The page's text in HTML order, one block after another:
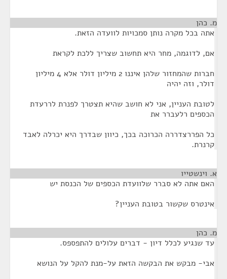
מ. כהן
אתה בכל מקרה נותן סמכויות לוועדה הזאת.
אם, לדוגמה, מחר היא תחשוב שצריך ללכת לקראת
חברות שהמחזור שלהן איננו 2 מיליון דולר אלא 4 מיליון
דולר, וזה יהיה
לטובת העניין, אני לא חושב שהיא תצטרך לפנרת לררעדת
הכספים רלעברר את
כל הפררצדררה הכרוכה בכך, כיוון שבדרך היא יכרלה לאבד
קרנרת.
א. וינשטייו
האם אתה לא סברר שלוועדת הכספים של הכנסת יש
אינטרס שקשור בטובת העניין?
מ. כהן
עד שנגיע לכלל דיון - דברים עלולים להתפספס.
אבי- מבקש את הבקשה הזאת על-מנת להקל על הנושא